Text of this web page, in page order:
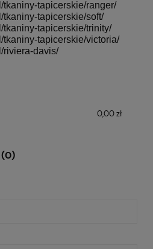
tkaniny-tapicerskie/ranger/
tkaniny-tapicerskie/soft/
tkaniny-tapicerskie/trinity/
tkaniny-tapicerskie/victoria/
riviera-davis/
kosztów
0,00 zł